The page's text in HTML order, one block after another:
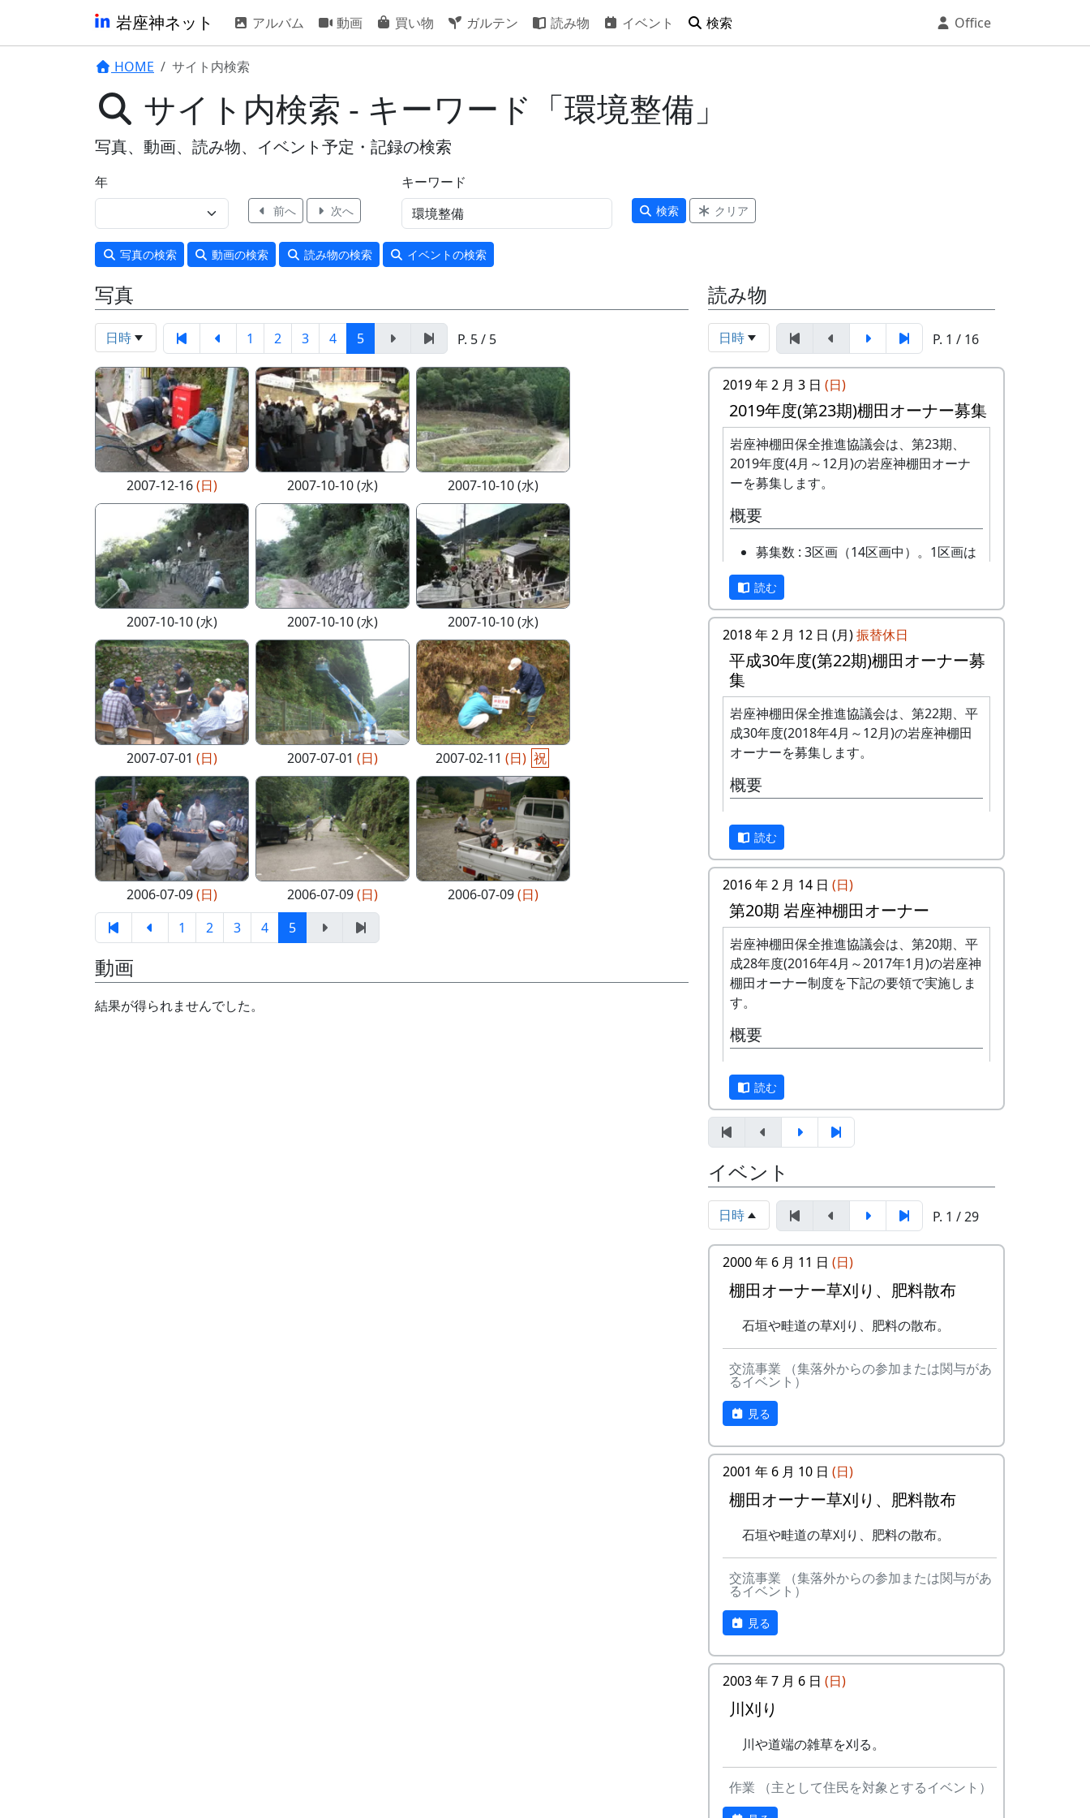
岩座神ネット アルバム 動画 買い物 ガルテン 読み物 イベント 検索 Office
HOME サイト内検索
サイト内検索 - キーワード「環境整備」
写真、動画、読み物、イベント予定・記録の検索
年
前へ 次へ
キーワード
検索 クリア
写真の検索 動画の検索 読み物の検索 イベントの検索
写真
日時 1 2 3 4 5 P. 5 / 5
2007-12-16(日) 2007-10-10 (水) 2007-10-10 (水)
2007-10-10 (水) 2007-10-10 (水) 2007-10-10 (水)
2007-07-01 (日) 2007-07-01 (日) 2007-02-11 (日) 祝
2006-07-09(日) 2006-07-09(日) 2006-07-09(日)
1
2 3 4 5
動画
結果が得られませんでした。
読み物
日時 P. 1 / 16
2019 年 2 月 3 日 (日)
2019年度(第23期)棚田オーナー募集
岩座神棚田保全推進協議会は、第23期、
2019年度(4月～12月)の岩座神棚田オーナ
ーを募集します。
概要
募集数 : 3区画（14区画中）。1区画は
約100平方メートルです。
応募資格 : まじめに農業に取り組み、
自然とふれあう勇気をお持ちで、地域
になじめるかた。家族や団体でも結構
です。
年会費 : 1区画5万円です。
選考 : 応募者が募集数を超えた場合
は、アンケート回答をもとに、当協議
会で書類選考させていただきます。
話、FAXまたはメールでお申し込み下
便番号、住所、氏名、電話番号を明記
して下さい）。 折り返し、詳しい内容
と「申し込みアンケート」をお送りい
たしますので、申し込みアンケートを
ご返送ください。
申込み・お問合せの窓口
岩座神棚田保全推進協議会事務局
TEL & FAX: 9999-99-9999
担当 : XX
平成27年度棚田オーナー (2015-04-12
11:26:16)
岩座神棚田オーナーの特典
一から十までプロの指導を受け、減農
薬栽培の米づくりを体験できます。
収穫した米を全部お持ち帰りいただけ
ます。(100平方メートルの収穫収量は
玄米で約30キロです。) 清流の里、岩
座神地区のコシヒカリは特においしい
田すき、田ごしらえ、水管理、病害虫
対策(3回程度)、施肥、脱穀、乾燥、籾
すりなどは地元農家で担当します。
実りの時期には、かかしを立てること
ができます。
多可町の宿泊施設を安く利用できま
す。
当)。
地元の新鮮な野菜を購入できます。
田植え、稲刈り時のイベントに参加で
きます。
村の秋祭りに参加して、御神酒を飲
す。
読む
2018 年 2 月 12 日 (月)振替休日
平成30年度(第22期)棚田オーナー募
集
岩座神棚田保全推進協議会は、第22期、平
成30年度(2018年4月～12月)の岩座神棚田
オーナーを募集します。
概要
募集数 : 3区画（14区画中）。1区画は
約100平方メートルです。
応募資格 : まじめに農業に取り組み、
自然とふれあう勇気をお持ちで、地域
になじめるかた。家族や団体でも結構
です。
年会費 : 1区画5万円です。
申込み期限 : 2018年2月28日。
選考 : 応募者が募集数を超えた場合
申込み方法 : 下記の申込み窓口に、電
さい（FAXまたはメールの場合は、郵
便番号、住所、氏名、電話番号を明記
して下さい）。 折り返し、詳しい内容
と「申し込みアンケート」をお送りい
たしますので、申し込みアンケートを
ご返送ください。
申込み・お問合せの窓口
岩座神棚田保全推進協議会事務局
TEL & FAX: 9999-99-9999
MAIL : mailaddress
担当 : XX
11:26:16)
岩座神棚田オーナーの特典
一から十までプロの指導を受け、減農
薬栽培の米づくりを体験できます。
収穫した米を全部お持ち帰りいただけ
玄米で約30キロです。) 清流の里、岩
座神地区のコシヒカリは特においしい
と評判です。
対策(3回程度)、施肥、脱穀、乾燥、籾
すりなどは地元農家で担当します。
読む
2016 年 2 月 14 日 (日)
第20期 岩座神棚田オーナー
岩座神棚田保全推進協議会は、第20期、平
成28年度(2016年4月～2017年1月)の岩座神
棚田オーナー制度を下記の要領で実施しま
す。
概要
まことに申し訳ありませんが、予定数に達
したため、オーナーの募集は締め切らせて
いただきました。悪しからずご了承下さ
い。
オーナー田 : 16区画。1区画は約100平
方メートルです。
オーナーの資格 : まじめに農業に取り
組み、自然とふれあう勇気をお持ち
で、地域になじめるかた。家族や団体
でも結構です。
年会費 : 1区画5万円。
12:03:51)
岩座神棚田オーナーの特典
一から十までプロの指導を受け、減農
薬栽培の米づくりを体験できます。
ます。(100平方メートルの収穫収量は
玄米で約30キロです。) 清流の里、岩
座神地区のコシヒカリは特においしい
と評判です。
田すき、田ごしらえ、水管理、病害虫
すりなどは地元農家で担当します。
実りの時期には、かかしを立てること
読む
イベント
日時 P. 1 / 29
2000 年 6 月 11 日 (日)
棚田オーナー草刈り、肥料散布
石垣や畦道の草刈り、肥料の散布。
交流事業 （集落外からの参加または関与があ
るイベント）
見る
2001 年 6 月 10 日 (日)
棚田オーナー草刈り、肥料散布
石垣や畦道の草刈り、肥料の散布。
交流事業 （集落外からの参加または関与があ
るイベント）
見る
2003 年 7 月 6 日 (日)
川刈り
川や道端の雑草を刈る。
作業 （主として住民を対象とするイベント）